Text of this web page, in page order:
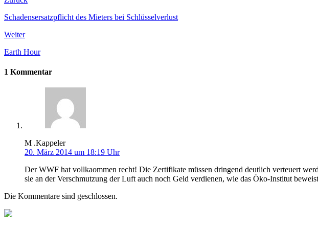
Schadensersatzpflicht des Mieters bei Schlüsselverlust
Weiter
Earth Hour
1 Kommentar
M .Kappeler
20. März 2014 um 18:19 Uhr
Der WWF hat vollkaommen recht! Die Zertifikate müssen dringend deutlich verteuert
sie an der Verschmutzung der Luft auch noch Geld verdienen, wie das Öko-Institut
Die Kommentare sind geschlossen.